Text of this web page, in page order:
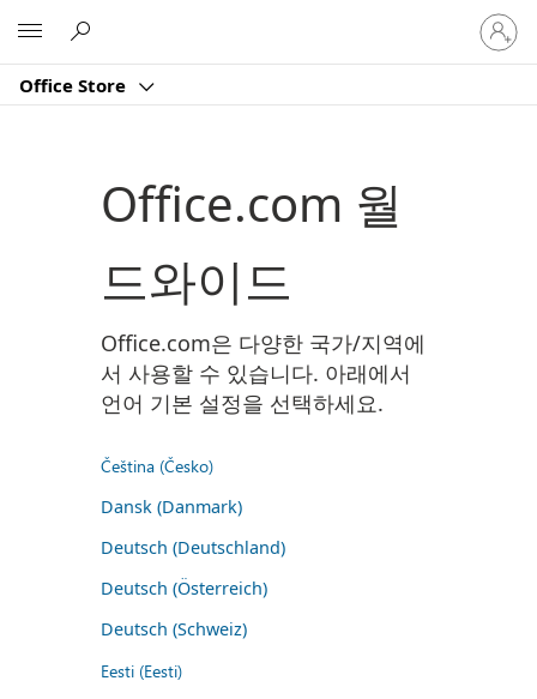
Office Store
귀
하
계
Office.com 월
드와이드
Office.com은 다양한 국가/지역에
서 사용할 수 있습니다. 아래에서
언어 기본 설정을 선택하세요.
Čeština (Česko)
Dansk (Danmark)
Deutsch (Deutschland)
Deutsch (Österreich)
Deutsch (Schweiz)
Eesti (Eesti)